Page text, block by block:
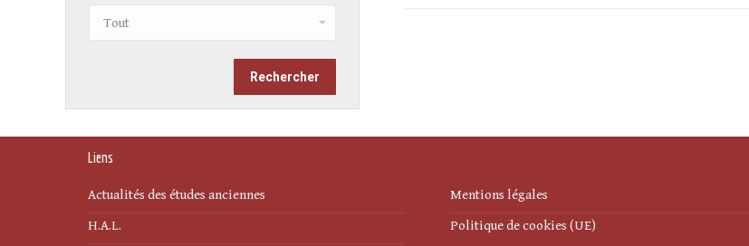
Liens
Actualités des études anciennes
H.A.L.
Mentions légales
Politique de cookies (UE)